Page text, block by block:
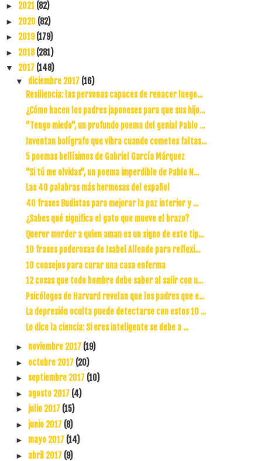
► 2021 (82)
► 2020 (82)
► 2019(179)
► 2018(281)
▼ 2017 (148)
▼ diciembre 2017 (16)
Resiliencia: las personas capaces de renacer luego...
¿Cómo hacen los padres japoneses para que sus hijo...
"Tengo miedo", un profundo poema del genial Pablo ...
Inventan bolígrafo que vibra cuando cometes faltas...
5 poemas bellísimos de Gabriel García Márquez
"Si tú me olvidas", un poema imperdible de Pablo N...
Las 40 palabras más hermosas del español
40 frases Budistas para mejorar la paz interior y ...
¿Sabes qué significa el gato que mueve el brazo?
Querer morder a quien aman es un signo de este tip...
10 frases poderosas de Isabel Allende para reflexi...
10 consejos para curar una casa enferma
12 cosas que todo hombre debe saber al salir con u...
Psicólogos de Harvard revelan que los padres que e...
La depresión oculta puede detectarse con estos 10 ...
Lo dice la ciencia: Si eres inteligente se debe a ...
► noviembre 2017 (19)
► octubre 2017 (20)
► septiembre 2017 (10)
► agosto 2017 (4)
► julio 2017 (15)
► junio 2017 (8)
► mayo 2017 (14)
► abril 2017 (9)